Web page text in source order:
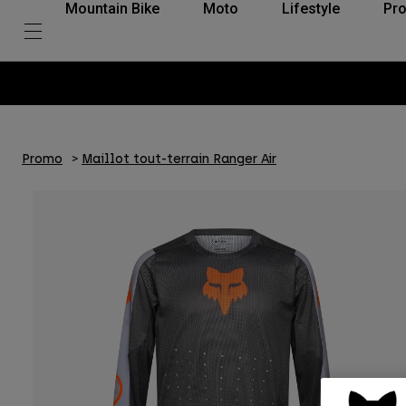
Mountain Bike Moto Lifestyle
Promo Maillot tout-terrain Ranger Air